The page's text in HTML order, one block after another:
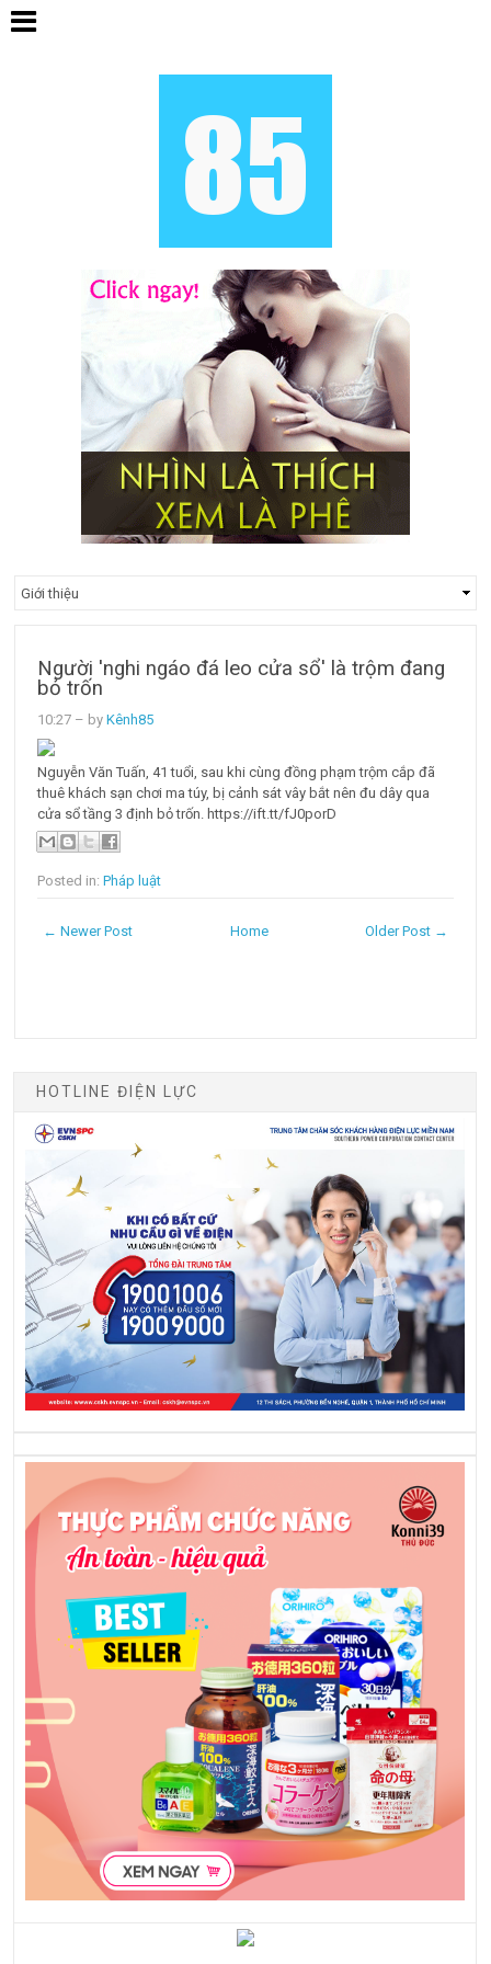
Người 'nghi ngáo đá leo cửa sổ' là trộm đang
bỏ trốn
10:27 – byKênh85
Nguyễn Văn Tuấn, 41 tuổi, sau khi cùng đồng phạm trộm cắp đã
thuê khách sạn chơi ma túy, bị cảnh sát vây bắt nên đu dây qua
cửa sổ tầng 3 định bỏ trốn. https://ift.tt/fJ0porD
Posted in:Pháp luật
← Newer Post Older Post →
Home
HOTLINE ĐIỆN LỰC